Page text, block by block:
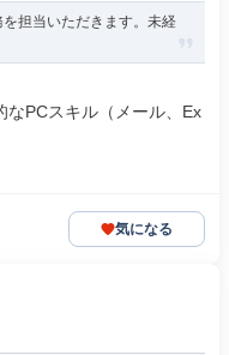
担当いただきます。未経
なPCスキル（メール、Ex
気になる